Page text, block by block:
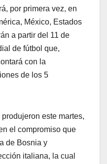
por primera vez, en
México, Estados
a partir del 11 de
de fútbol que,
con la
de los 5
este martes,
el compromiso que
de Bosnia y
italiana, la cual